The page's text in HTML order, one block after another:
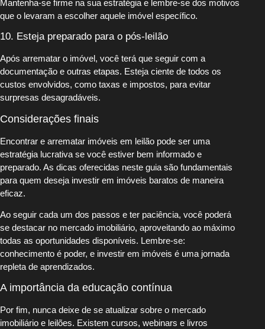
Mantenha-se firme na sua estratégia e lembre-se dos motivos
que o levaram a escolher aquele imóvel específico.
10. Esteja preparado para o pós-leilão
Após arrematar o imóvel, você terá que seguir com a
documentação e outras etapas. Esteja ciente de todos os
custos envolvidos, como taxas e impostos, para evitar
surpresas desagradáveis.
Considerações finais
Encontrar e arrematar imóveis em leilão pode ser uma
estratégia lucrativa se você estiver bem informado e
preparado. As dicas oferecidas neste guia são fundamentais
para quem deseja investir em imóveis baratos de maneira
eficaz.
Ao seguir cada um dos passos e ter paciência, você poderá
se destacar no mercado imobiliário, aproveitando ao máximo
todas as oportunidades disponíveis. Lembre-se:
conhecimento é poder, e investir em imóveis é uma jornada
repleta de aprendizados.
A importância da educação contínua
Por fim, nunca deixe de se atualizar sobre o mercado
imobiliário e leilões. Existem cursos, webinars e livros